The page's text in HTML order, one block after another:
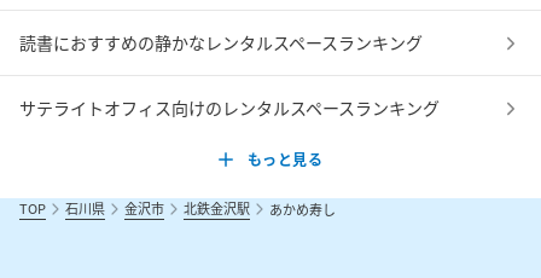
読書におすすめの静かなレンタルスペースランキング
サテライトオフィス向けのレンタルスペースランキング
もっと見る
TOP 石川県 金沢市 北鉄金沢駅 あかめ寿し